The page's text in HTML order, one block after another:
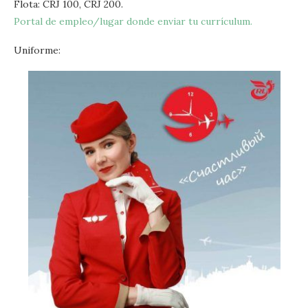
Flota: CRJ 100, CRJ 200.
Portal de empleo/lugar donde enviar tu currículum.
Uniforme: